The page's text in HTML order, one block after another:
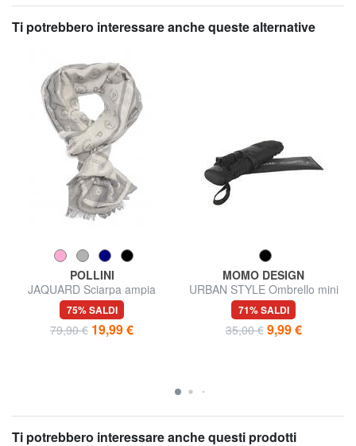
Ti potrebbero interessare anche queste alternative
POLLINI
JAQUARD Sciarpa ampia
75% SALDI
79,90 € 19,99 €
MOMO DESIGN
URBAN STYLE Ombrello mini
71% SALDI
35,00 € 9,99 €
Ti potrebbero interessare anche questi prodotti